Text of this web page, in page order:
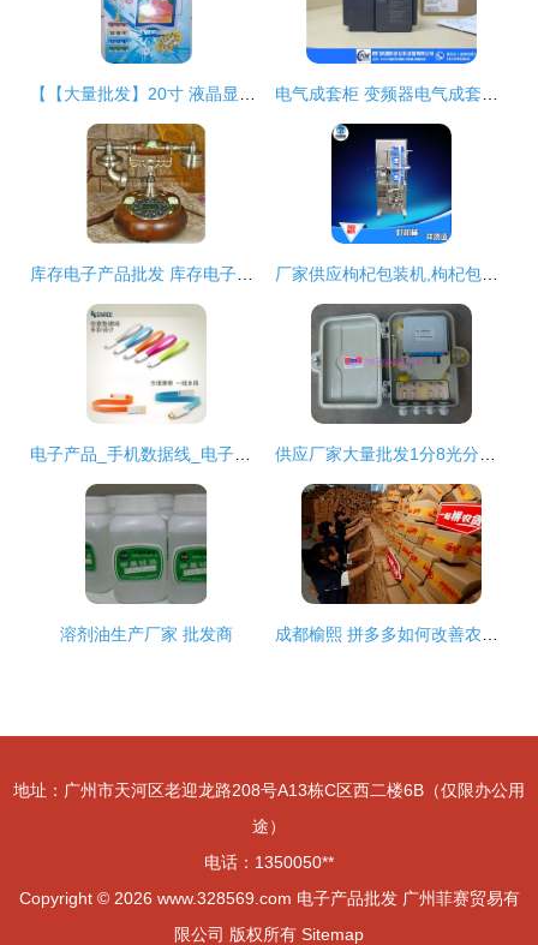
溶剂油生产厂家 批发商
地址：广州市天河区老迎龙路208号A13栋C区西二楼6B（仅限办公用
途）
电话：1350050**
Copyright © 2026 www.328569.com 电子产品批发 广州菲赛贸易有
限公司 版权所有 Sitemap